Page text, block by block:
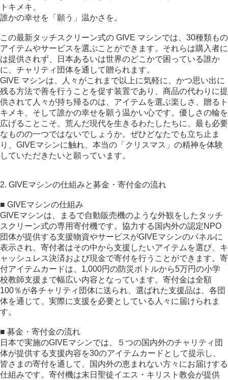
トキメキ、
誰かの幸せを「願う」温かさを。
この最新タッチスクリーン式の GIVE マシンでは、30種類もの
アイテムやサービスを選ぶことができます。それらは購入者に
は提供されず、日本あるいは世界のどこかで困っている誰か
に、チャリティ団体を通して贈られます。
GIVE マシンは、人々がこれまで以上に気軽に、かつ思い出に
残る方法で善を行うことを促す装置であり、商品の代わりに提
供されて人々が持ち帰るのは、アイテムを選ぶ楽しさ、贈るト
キメキ、そして誰かの幸せを願う温かい心です。優しさの輪を
広げることこそ、荒んだ現代を生きるわたしたちに、最も必要
なものの一つではないでしょうか。ぜひどなたでも立ち止ま
り、GIVEマシンに触れ、本当の「クリスマス」の精神を体験
していただきたいと願っています。
2. GIVEマシンの仕組みと募金・寄付金の流れ
■ GIVEマシンの仕組み
GIVEマシンは、まるで自動販売機のような外観をしたタッチ
スクリーン式の専用寄付機です。協力する国内外の認定NPO
団体が提供する支援物資やサービスがGIVEマシンのパネルに
表示され、寄付者はその中から支援したいアイテムを選び、キ
ャッシュレス決済および現金で寄付を行うことができます。寄
付アイテムカードは、1,000円の防災ボトルから5万円の小学
校教師支援まで幅広い内容となっています。寄付金は全額
100％が各チャリティ団体に送られ、選ばれた支援品は、各団
体を通じて、実際に支援を必要としている人々に届けられま
す。
■ 募金・寄付金の流れ
日本で実施のGIVEマシンでは、５つの国内外のチャリティ団
体が提供する支援内容を30のアイテムカードとして提示し、
皆さまの寄付を通して、国内外の恵まれない方々にお届けする
仕組みです。寄付機は末日聖徒イエス・キリスト教会が提供